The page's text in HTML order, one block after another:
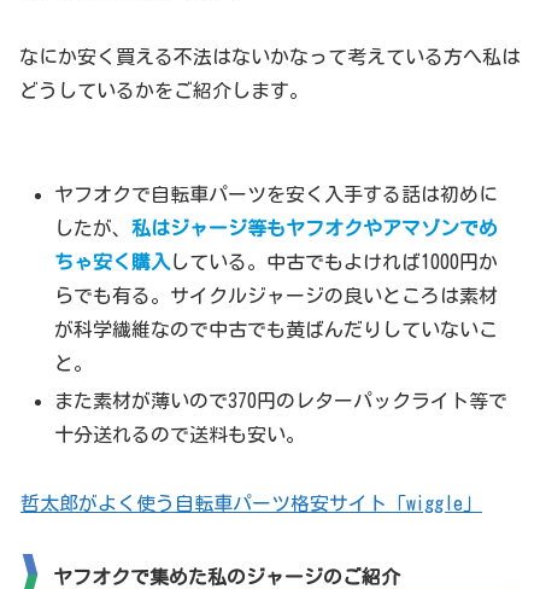
なにか安く買える不法はないかなって考えている方へ私は
どうしているかをご紹介します。
ヤフオクで自転車パーツを安く入手する話は初めに
したが、私はジャージ等もヤフオクやアマゾンでめ
ちゃ安く購入 している。中古でもよければ1000円か
らでも有る。サイクルジャージの良いところは素材
が科学繊維なので中古でも黄ばんだりしていないこ
と。
また素材が薄いので370円のレターパックライト等で
十分送れるので送料も安い。
哲太郎がよく使う自転車パーツ格安サイト「wiggle」
ヤフオクで集めた私のジャージのご紹介